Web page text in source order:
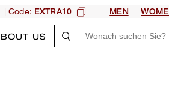
| Code: EXTRA10 MEN
US